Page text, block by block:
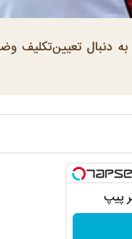
به دنبال تعیین‌تکلیف